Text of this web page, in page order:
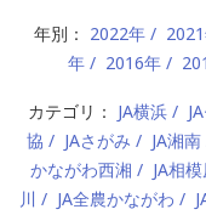
年別： 2022年
年
2016年
カテゴリ： JA横浜
協
JAさがみ JA湘南
かながわ西湘
JA相
川
JA全農かながわ